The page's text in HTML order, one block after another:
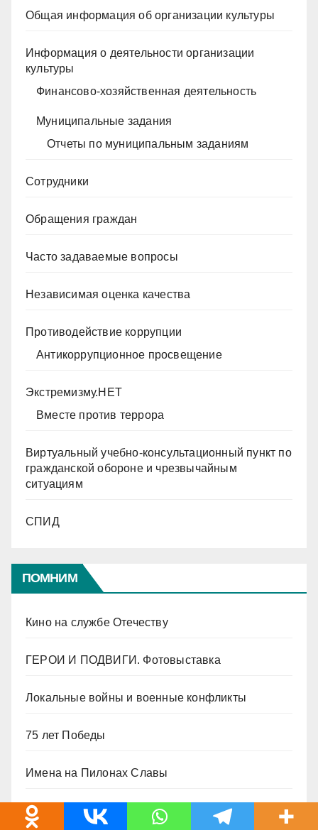
Общая информация об организации культуры
Информация о деятельности организации
культуры
Финансово-хозяйственная деятельность
Муниципальные задания
Отчеты по муниципальным заданиям
Сотрудники
Обращения граждан
Часто задаваемые вопросы
Независимая оценка качества
Противодействие коррупции
Антикоррупционное просвещение
Экстремизму.НЕТ
Вместе против террора
Виртуальный учебно-консультационный пункт по
гражданской обороне и чрезвычайным
ситуациям
СПИД
ПОМНИМ
Кино на службе Отечеству
ГЕРОИ И ПОДВИГИ. Фотовыставка
Локальные войны и военные конфликты
75 лет Победы
Имена на Пилонах Славы
Метрические книги Введенского собора
Богословского завода